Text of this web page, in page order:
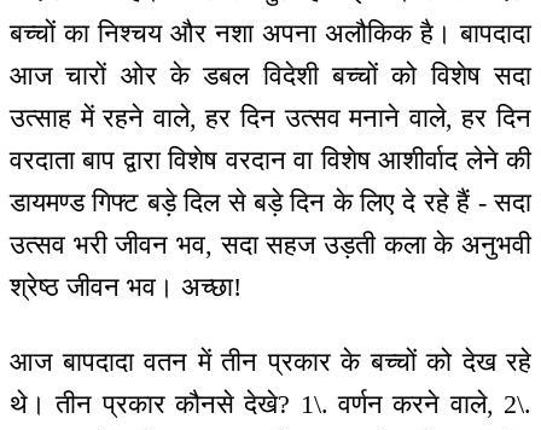
बच्चों का निश्चय और नशा अपना अलौकिक है। बापदादा
आज चारों ओर के डबल विदेशी बच्चों को विशेष सदा
उत्साह में रहने वाले, हर दिन उत्सव मनाने वाले, हर दिन
वरदाता बाप द्वारा विशेष वरदान वा विशेष आशीर्वाद लेने की
डायमण्ड गिफ्ट बड़े दिल से बड़े दिन के लिए दे रहे हैं - सदा
उत्सव भरी जीवन भव, सदा सहज उड़ती कला के अनुभवी
श्रेष्ठ जीवन भव। अच्छा!
आज बापदादा वतन में तीन प्रकार के बच्चों को देख रहे
थे। तीन प्रकार कौनसे देखे? 1\. वर्णन करने वाले, 2\.